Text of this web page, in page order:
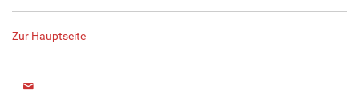
Zur Hauptseite